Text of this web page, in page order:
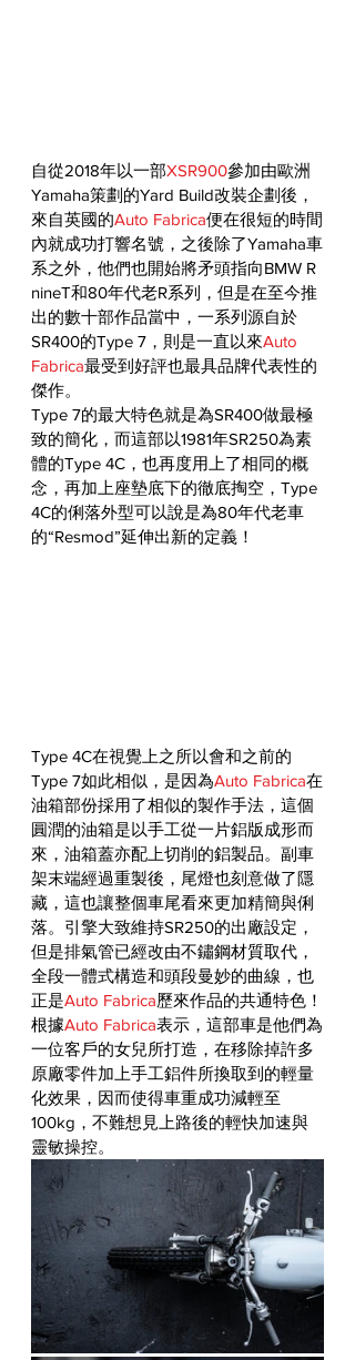
自從2018年以一部XSR900參加由歐洲
Yamaha策劃的Yard Build改裝企劃後，
來自英國的Auto Fabrica便在很短的時間
內就成功打響名號，之後除了Yamaha車
系之外，他們也開始將矛頭指向BMW R
nineT和80年代老R系列，但是在至今推
出的數十部作品當中，一系列源自於
SR400的Type 7，則是一直以來Auto
Fabrica最受到好評也最具品牌代表性的
傑作。
Type 7的最大特色就是為SR400做最極
致的簡化，而這部以1981年SR250為素
體的Type 4C，也再度用上了相同的概
念，再加上座墊底下的徹底掏空，Type
4C的俐落外型可以說是為80年代老車
的“Resmod”延伸出新的定義！
Type 4C在視覺上之所以會和之前的
Type 7如此相似，是因為Auto Fabrica在
油箱部份採用了相似的製作手法，這個
圓潤的油箱是以手工從一片鋁版成形而
來，油箱蓋亦配上切削的鋁製品。副車
架末端經過重製後，尾燈也刻意做了隱
藏，這也讓整個車尾看來更加精簡與俐
落。引擎大致維持SR250的出廠設定，
但是排氣管已經改由不鏽鋼材質取代，
全段一體式構造和頭段曼妙的曲線，也
正是Auto Fabrica歷來作品的共通特色！
根據Auto Fabrica表示，這部車是他們為
一位客戶的女兒所打造，在移除掉許多
原廠零件加上手工鋁件所換取到的輕量
化效果，因而使得車重成功減輕至
100kg，不難想見上路後的輕快加速與
靈敏操控。